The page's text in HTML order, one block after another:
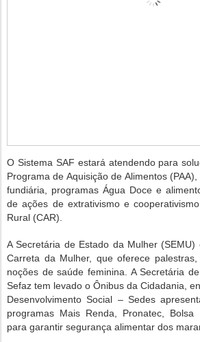
O Sistema SAF estará atendendo para
Programa de Aquisição de Alimentos
fundiária, programas Água Doce e
de ações de extrativismo e
Rural (CAR).
A Secretária de Estado da Mulher
Carreta da Mulher, que oferece
noções de saúde feminina. A Secretária
Sefaz tem levado o Ônibus da Cidadania,
Desenvolvimento Social – Sedes
programas Mais Renda, Pronatec,
para garantir segurança alimentar dos